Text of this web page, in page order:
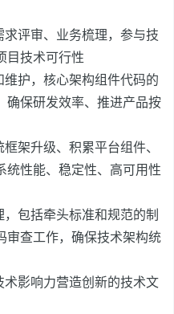
评审、业务梳理，参与技
目技术可行性
护，核心架构组件代码的
确保研发效率、推进产品按
架升级、积累平台组件、
统性能、稳定性、高可用性
包括牵头标准和规范的制
审查工作，确保技术架构统
影响力营造创新的技术文